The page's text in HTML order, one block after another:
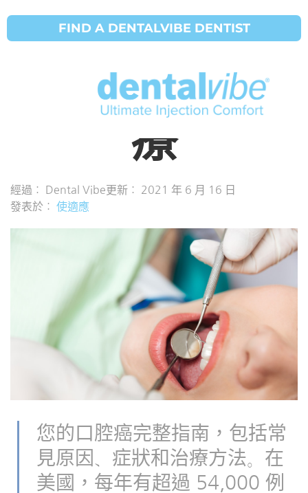
FIND A DENTALVIBE DENTIST
口腔癌：原
因、症狀和治
療
經過： Dental Vibe更新：
2021 年 6 月 16 日
發表於： 使適應
您的口腔癌完整指南，包括常
見原因、症狀和治療方法。在
美國，每年有超過 54,000 例